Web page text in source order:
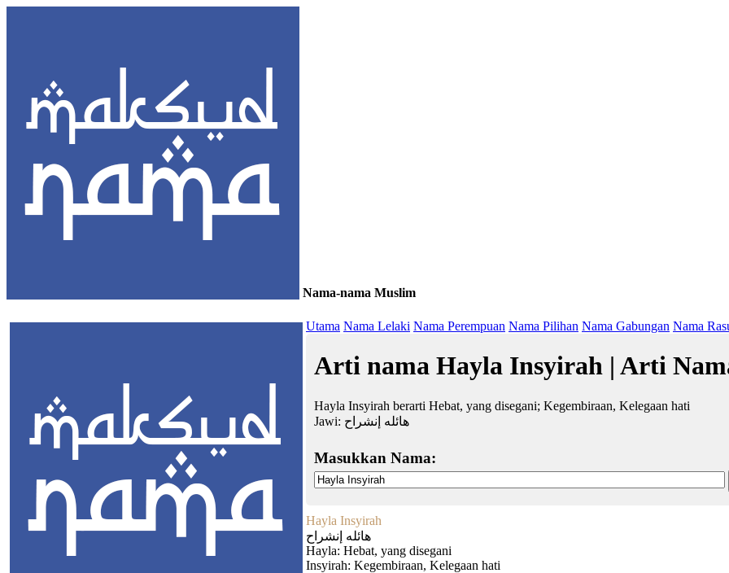
Nama-nama Muslim
Utama Nama Lelaki Nama Perempuan Nama Pilihan Nama Gabungan Nama
Arti nama Hayla Insyirah | Arti
Hayla Insyirah berarti Hebat, yang disegani; Kegembiraan, Kelegaan hati
Jawi: هائله إنشراح
Masukkan Nama:
Hayla Insyirah
هائله إنشراح
Hayla: Hebat, yang disegani
Insyirah: Kegembiraan, Kelegaan hati